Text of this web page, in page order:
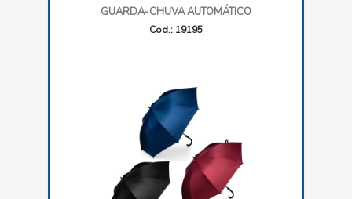
GUARDA-CHUVA AUTOMÁTICO
Cod.: 19195